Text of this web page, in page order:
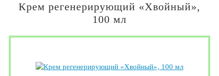
Крем регенерирующий «Хвойный»,
100 мл